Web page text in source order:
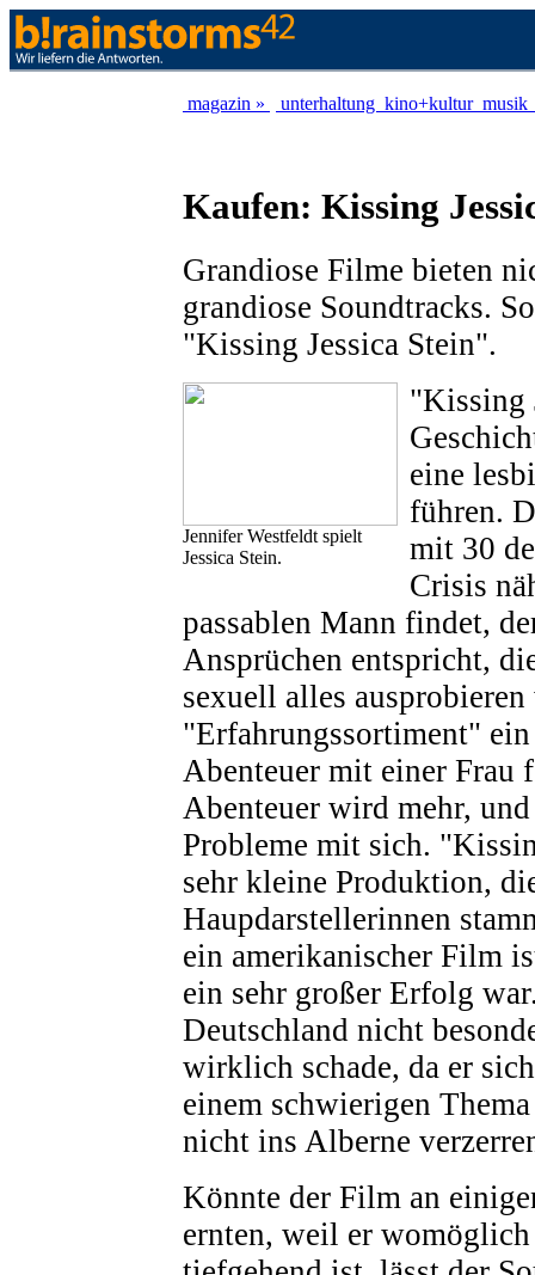
magazin » unterhaltung kino+kultur musik
Kaufen: Kissing
Grandiose Filme bieten
grandiose Soundtracks.
"Kissing Jessica Stein".
Jennifer Westfeldt spielt
Jessica Stein.
"Kissing
eine
führen.
mit 30
Crisis
passablen Mann findet,
Ansprüchen entspricht,
sexuell alles
"Erfahrungssortiment" ein
Abenteuer mit einer Frau
Abenteuer wird mehr,
Probleme mit sich.
sehr kleine Produktion,
Haupdarstellerinnen
ein amerikanischer Film
ein sehr großer Erfolg
Deutschland nicht
wirklich schade, da er
einem schwierigen
nicht ins Alberne
Könnte der Film an
ernten, weil er